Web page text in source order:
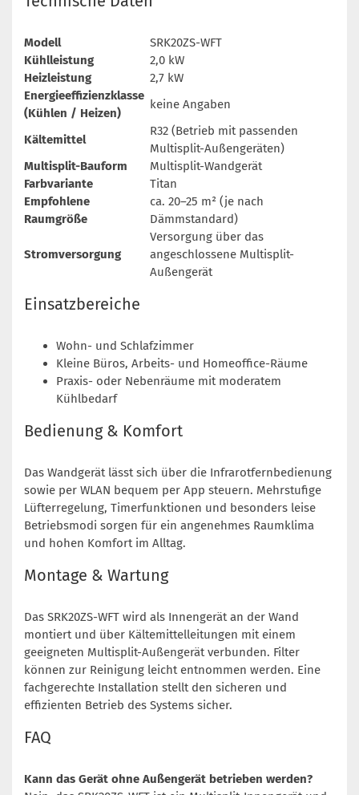
Modell
SRK20ZS-WFT
Kühlleistung
2,0 kW
Heizleistung
2,7 kW
Energieeffizienzklasse
(Kühlen / Heizen)
keine Angaben
Kältemittel
R32 (Betrieb mit passenden
Multisplit-Außengeräten)
Multisplit-Bauform
Multisplit-Wandgerät
Farbvariante
Titan
Empfohlene
Raumgröße
ca. 20–25 m² (je nach
Dämmstandard)
Stromversorgung
Versorgung über das
angeschlossene Multisplit-
Außengerät
Einsatzbereiche
Wohn- und Schlafzimmer
Kleine Büros, Arbeits- und Homeoffice-Räume
Praxis- oder Nebenräume mit moderatem
Kühlbedarf
Bedienung & Komfort
Das Wandgerät lässt sich über die Infrarotfernbedienung
sowie per WLAN bequem per App steuern. Mehrstufige
Lüfterregelung, Timerfunktionen und besonders leise
Betriebsmodi sorgen für ein angenehmes Raumklima
und hohen Komfort im Alltag.
Montage & Wartung
Das SRK20ZS-WFT wird als Innengerät an der Wand
montiert und über Kältemittelleitungen mit einem
geeigneten Multisplit-Außengerät verbunden. Filter
können zur Reinigung leicht entnommen werden. Eine
fachgerechte Installation stellt den sicheren und
effizienten Betrieb des Systems sicher.
FAQ
Kann das Gerät ohne Außengerät betrieben werden?